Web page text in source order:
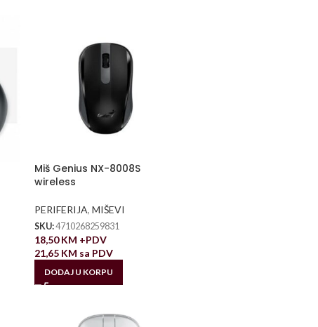
Miš Genius NX-8008S
wireless
PERIFERIJA, MIŠEVI
SKU:4710268259831
18,50KM +PDV
21,65 KM sa PDV
DODAJ U KORPU